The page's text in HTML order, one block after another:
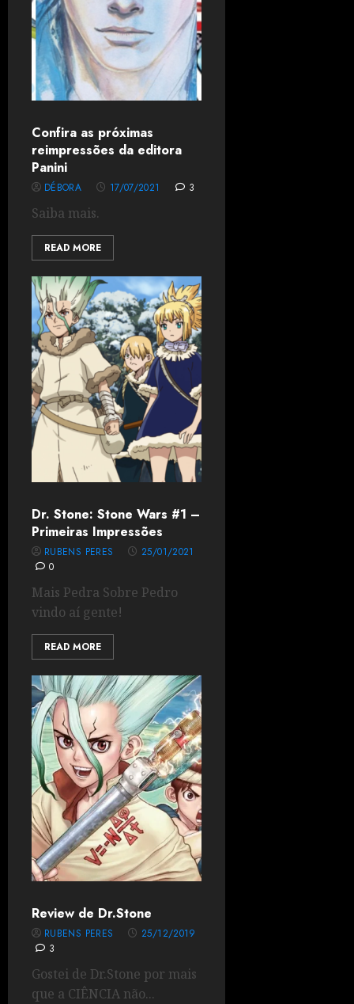
Confira as próximas
reimpressões da editora
Panini
DÉBORA 17/07/2021 3
Saiba mais.
READ MORE
Dr. Stone: Stone Wars #1 –
Primeiras Impressões
RUBENS PERES
25/01/2021
0
Mais Pedra Sobre Pedro
vindo aí gente!
READ MORE
Review de Dr.Stone
RUBENS PERES
25/12/2019
3
Gostei de Dr.Stone por mais
que a CIÊNCIA não...